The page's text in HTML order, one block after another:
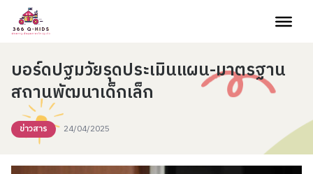
Skip to content
บอร์ดปฐมวัยรุดประเมินแผน-มาตรฐาน
สถานพัฒนาเด็กเล็ก
ข่าวสาร 24/04/2025